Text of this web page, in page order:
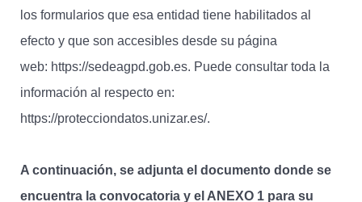
los formularios que esa entidad tiene habilitados al
efecto y que son accesibles desde su página
web: https://sedeagpd.gob.es. Puede consultar toda la
información al respecto en:
https://protecciondatos.unizar.es/.
A continuación, se adjunta el documento donde se
encuentra la convocatoria y el ANEXO 1 para su